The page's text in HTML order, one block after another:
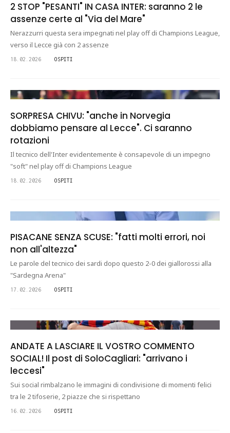
2 STOP "PESANTI" IN CASA INTER: saranno 2 le
assenze certe al "Via del Mare"
Nerazzurri questa sera impegnati nel play off di Champions League,
verso il Lecce già con 2 assenze
18.02.2026 OSPITI
SORPRESA CHIVU: "anche in Norvegia
dobbiamo pensare al Lecce". Ci saranno
rotazioni
Il tecnico dell'Inter evidentemente è consapevole di un impegno
"soft" nel play off di Champions League
18.02.2026 OSPITI
PISACANE SENZA SCUSE: "fatti molti errori, noi
non all'altezza"
Le parole del tecnico dei sardi dopo questo 2-0 dei giallorossi alla
"Sardegna Arena"
17.02.2026 OSPITI
ANDATE A LASCIARE IL VOSTRO COMMENTO
SOCIAL! Il post di SoloCagliari: "arrivano i
leccesi"
Sui social rimbalzano le immagini di condivisione di momenti felici
tra le 2 tifoserie, 2 piazze che si rispettano
16.02.2026 OSPITI